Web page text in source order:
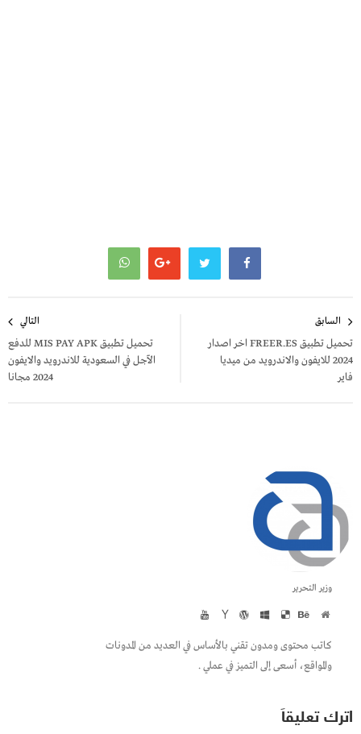
المقالات
السابق
تحميل تطبيق FREER.ES اخر اصدار
2024 للايفون والاندرويد من ميديا
فاير
التالي
تحميل تطبيق MIS PAY APK للدفع
الآجل في السعودية للاندرويد والايفون
2024 مجانا
وزير التحرير
كاتب محتوى ومدون تقني بالأساس في العديد من المدونات
والمواقع، أسعى إلى التميز في عملي .
اترك تعليقاً